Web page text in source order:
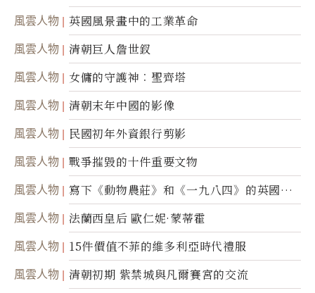
風雲人物 英國風景畫中的工業革命
風雲人物 清朝巨人詹世釵
風雲人物 女傭的守護神︰聖齊塔
風雲人物 清朝末年中國的影像
風雲人物 民國初年外資銀行剪影
風雲人物 戰爭摧毀的十件重要文物
風雲人物
寫下《動物農莊》和《一九八四》的英國作
家喬治．歐威爾
風雲人物 法蘭西皇后 歐仁妮·蒙蒂霍
風雲人物 15件價值不菲的維多利亞時代禮服
風雲人物 清朝初期 紫禁城與凡爾賽宮的交流